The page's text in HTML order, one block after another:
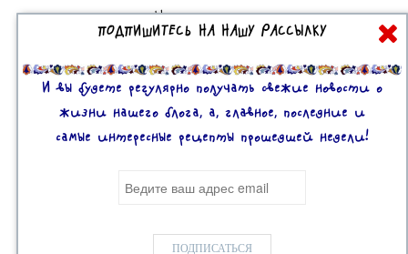
На сладкое
Торты, пирожные, выпечка
Десерты
Mobile version:Enabled
ПОДПИШИТЕСЬ НА НАШУ РАССЫЛКУ
И вы будете регулярно получать свежие новости о
жизни нашего блога, а, главное, последние и
самые интересные рецепты прошедшей недели!